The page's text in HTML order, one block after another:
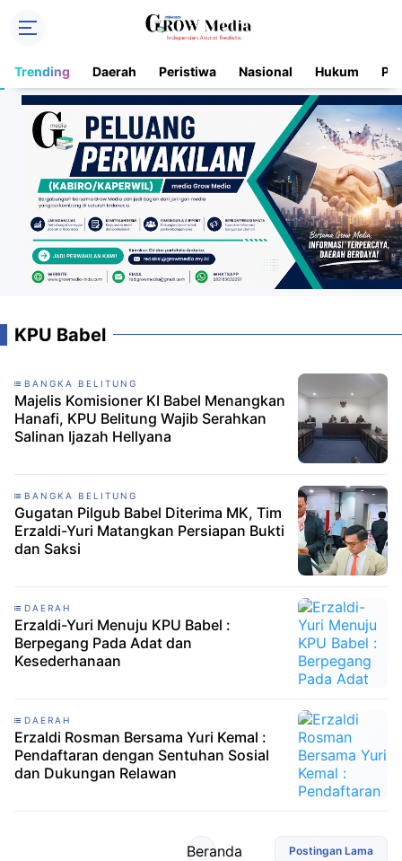
Trending Daerah Peristiwa Nasional Hukum
KPU Babel
BANGKA BELITUNG
Majelis Komisioner KI Babel Menangkan
Hanafi, KPU Belitung Wajib Serahkan
Salinan Ijazah Hellyana
BANGKA BELITUNG
Gugatan Pilgub Babel Diterima MK, Tim
Erzaldi-Yuri Matangkan Persiapan Bukti
dan Saksi
DAERAH
Erzaldi-Yuri Menuju KPU Babel :
Berpegang Pada Adat dan
Kesederhanaan
DAERAH
Erzaldi Rosman Bersama Yuri Kemal :
Pendaftaran dengan Sentuhan Sosial
dan Dukungan Relawan
Postingan Lama
Beranda